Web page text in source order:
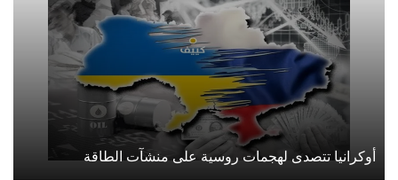
أوكرانيا تتصدى لهجمات روسية على منشآت الطاقة